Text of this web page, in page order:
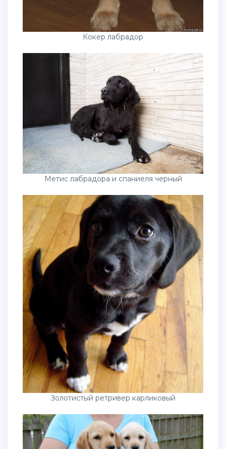
Кокер лабрадор
Метис лабрадора и спаниеля черный
Золотистый ретривер карликовый